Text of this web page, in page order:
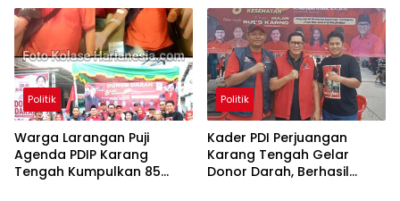
Politik
Warga Larangan Puji
Agenda PDIP Karang
Tengah Kumpulkan 85
Politik
Kader PDI Perjuangan
Karang Tengah Gelar
Donor Darah, Berhasil